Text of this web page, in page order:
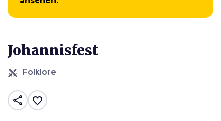
Johannisfest
Folklore
share favorite_border